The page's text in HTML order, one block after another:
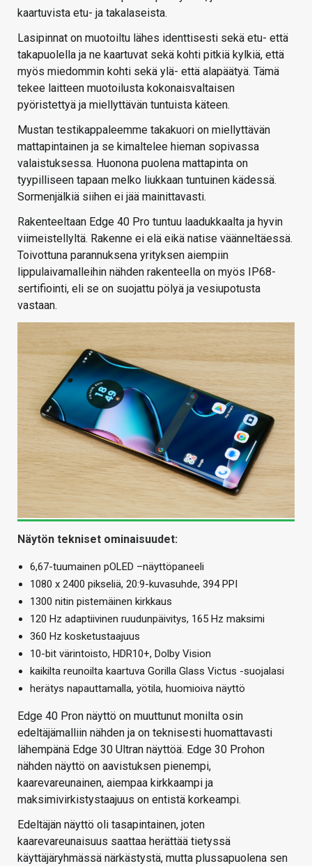
kaartuvista etu- ja takalaseista.
Lasipinnat on muotoiltu lähes identtisesti sekä etu- että
takapuolella ja ne kaartuvat sekä kohti pitkiä kylkiä, että
myös miedommin kohti sekä ylä- että alapäätyä. Tämä
tekee laitteen muotoilusta kokonaisvaltaisen
pyöristettyä ja miellyttävän tuntuista käteen.
Mustan testikappaleemme takakuori on miellyttävän
mattapintainen ja se kimaltelee hieman sopivassa
valaistuksessa. Huonona puolena mattapinta on
tyypilliseen tapaan melko liukkaan tuntuinen kädessä.
Sormenjälkiä siihen ei jää mainittavasti.
Rakenteeltaan Edge 40 Pro tuntuu laadukkaalta ja hyvin
viimeistellyltä. Rakenne ei elä eikä natise väänneltäessä.
Toivottuna parannuksena yrityksen aiempiin
lippulaivamalleihin nähden rakenteella on myös IP68-
sertifiointi, eli se on suojattu pölyä ja vesiupotusta
vastaan.
Näytön tekniset ominaisuudet:
6,67-tuumainen pOLED –näyttöpaneeli
1080 x 2400 pikseliä, 20:9-kuvasuhde, 394 PPI
1300 nitin pistemäinen kirkkaus
120 Hz adaptiivinen ruudunpäivitys, 165 Hz maksimi
360 Hz kosketustaajuus
10-bit värintoisto, HDR10+, Dolby Vision
kaikilta reunoilta kaartuva Gorilla Glass Victus -suojalasi
herätys napauttamalla, yötila, huomioiva näyttö
Edge 40 Pron näyttö on muuttunut monilta osin
edeltäjämalliin nähden ja on teknisesti huomattavasti
lähempänä Edge 30 Ultran näyttöä. Edge 30 Prohon
nähden näyttö on aavistuksen pienempi,
kaarevareunainen, aiempaa kirkkaampi ja
maksimivirkistystaajuus on entistä korkeampi.
Edeltäjän näyttö oli tasapintainen, joten
kaarevareunaisuus saattaa herättää tietyssä
käyttäjäryhmässä närkästystä, mutta plussapuolena sen